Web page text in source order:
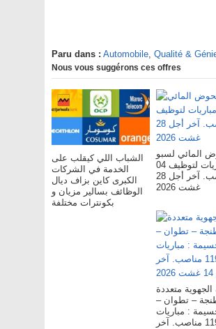
Paru dans : Automobile, Qualité &
Nous vous suggérons ces offres
الشباب اللي كيقلب على
الخدمة في الشركات
الكبرى كاين بزاف ديال
الوظائف بسالير مزيان و
بكونترات مختلفة
المائي لسبو
: مباريات لتوظيف 04
مناصب. آخر أجل 28
غشت 2026
الجهوية متعددة
– تطوان –
: مباريات
لتوظيف 119 مناصب. آخر